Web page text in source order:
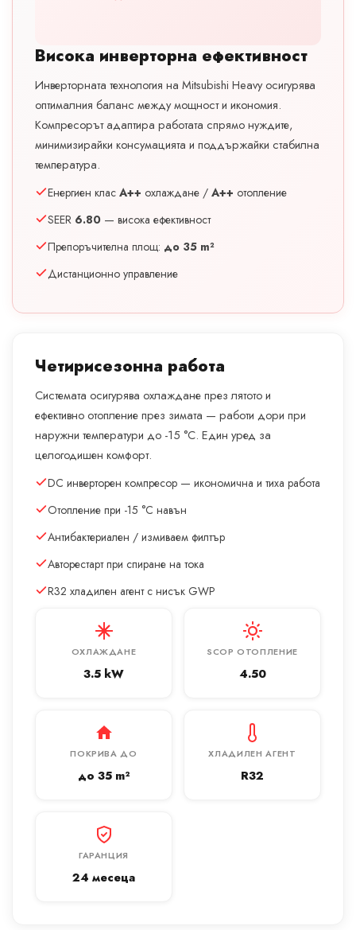
Висока инверторна ефективност
Инверторната технология на Mitsubishi Heavy осигурява
оптималния баланс между мощност и икономия.
Компресорът адаптира работата спрямо нуждите,
минимизирайки консумацията и поддържайки стабилна
температура.
Енергиен клас A++ охлаждане / A++ отопление
SEER 6.80 — висока ефективност
Препоръчителна площ: до 35 m²
Дистанционно управление
Четирисезонна работа
Системата осигурява охлаждане през лятото и
ефективно отопление през зимата — работи дори при
наружни температури до -15 °C. Един уред за
целогодишен комфорт.
DC инверторен компресор — икономична и тиха работа
Отопление при -15 °C навън
Антибактериален / измиваем филтър
Авторестарт при спиране на тока
R32 хладилен агент с нисък GWP
ОХЛАЖДАНЕ
3.5 kW
SCOP ОТОПЛЕНИЕ
4.50
ПОКРИВА ДО
до 35 m²
ХЛАДИЛЕН АГЕНТ
R32
ГАРАНЦИЯ
24 месеца